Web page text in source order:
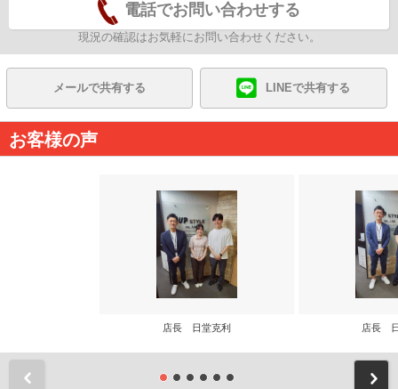
電話でお問い合わせする
現況の確認はお気軽にお問い合わせください。
メールで共有する LINEで共有する
お客様の声
店長 日堂克利 店長